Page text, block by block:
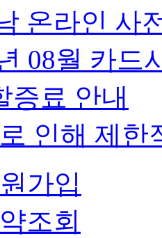
온라인 사
08월 카드
증료 안내
인해 제한
가입
조회